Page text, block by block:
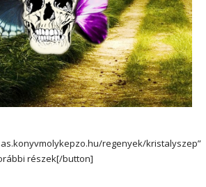
regenyek/kristalyszep”
részek[/button]